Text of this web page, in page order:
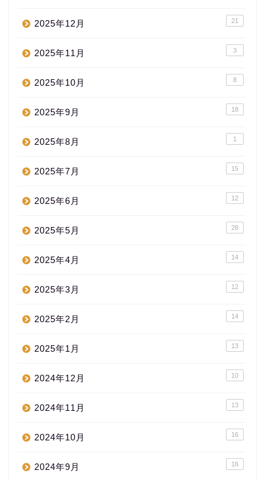
2025年12月 21
2025年11月 3
2025年10月 8
2025年9月 18
2025年8月 1
2025年7月 15
2025年6月 12
2025年5月 28
2025年4月 14
2025年3月 12
2025年2月 14
2025年1月 13
2024年12月 10
2024年11月 13
2024年10月 16
2024年9月 16